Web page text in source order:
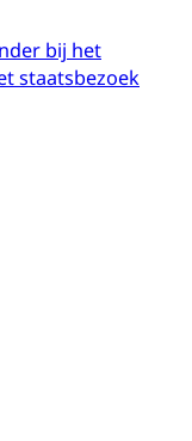
bij het
staatsbezoek